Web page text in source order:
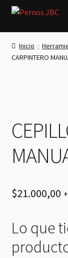
Ir
navegación
Ir
Inicio
Electricidad
Mi Cotización
Inicio
CARPINTERO
$21.000,00
Lo que